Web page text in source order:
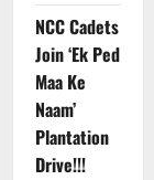
NCC Cadets
Join ‘Ek Ped
Maa Ke
Naam’
Plantation
Drive!!!